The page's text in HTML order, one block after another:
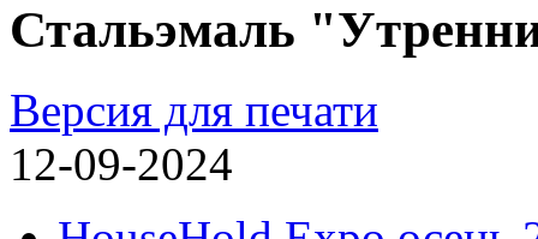
Стальэмаль
Версия для печати
12-09-2024